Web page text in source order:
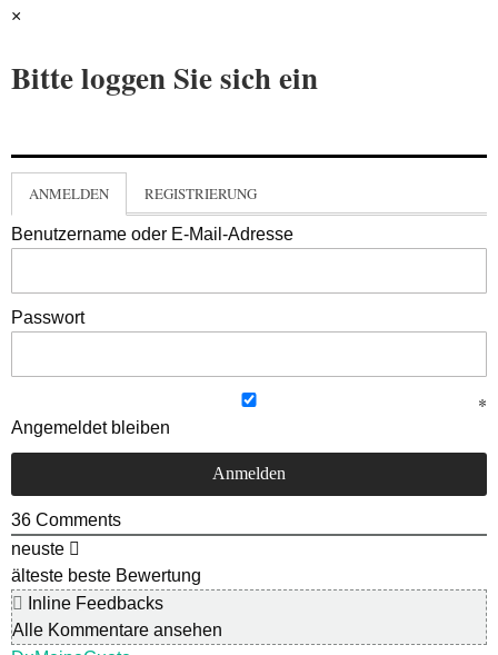
×
Bitte loggen Sie sich ein
ANMELDEN REGISTRIERUNG
Benutzername oder E-Mail-Adresse
Passwort
Angemeldet bleiben
36 Comments
neuste
älteste beste Bewertung
Inline Feedbacks
Alle Kommentare ansehen